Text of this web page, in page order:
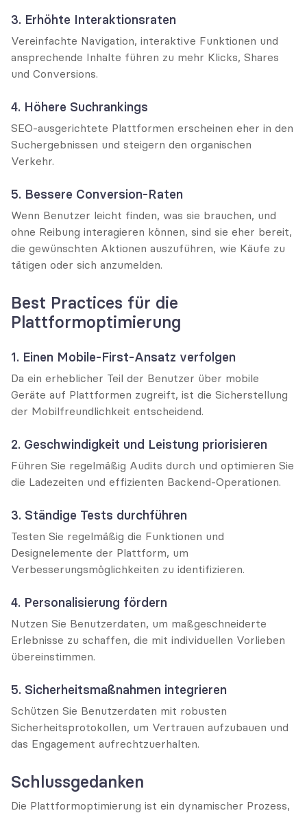
3. Erhöhte Interaktionsraten
Vereinfachte Navigation, interaktive Funktionen und
ansprechende Inhalte führen zu mehr Klicks, Shares
und Conversions.
4. Höhere Suchrankings
SEO-ausgerichtete Plattformen erscheinen eher in den
Suchergebnissen und steigern den organischen
Verkehr.
5. Bessere Conversion-Raten
Wenn Benutzer leicht finden, was sie brauchen, und
ohne Reibung interagieren können, sind sie eher bereit,
die gewünschten Aktionen auszuführen, wie Käufe zu
tätigen oder sich anzumelden.
Best Practices für die
Plattformoptimierung
1. Einen Mobile-First-Ansatz verfolgen
Da ein erheblicher Teil der Benutzer über mobile
Geräte auf Plattformen zugreift, ist die Sicherstellung
der Mobilfreundlichkeit entscheidend.
2. Geschwindigkeit und Leistung priorisieren
Führen Sie regelmäßig Audits durch und optimieren Sie
die Ladezeiten und effizienten Backend-Operationen.
3. Ständige Tests durchführen
Testen Sie regelmäßig die Funktionen und
Designelemente der Plattform, um
Verbesserungsmöglichkeiten zu identifizieren.
4. Personalisierung fördern
Nutzen Sie Benutzerdaten, um maßgeschneiderte
Erlebnisse zu schaffen, die mit individuellen Vorlieben
übereinstimmen.
5. Sicherheitsmaßnahmen integrieren
Schützen Sie Benutzerdaten mit robusten
Sicherheitsprotokollen, um Vertrauen aufzubauen und
das Engagement aufrechtzuerhalten.
Schlussgedanken
Die Plattformoptimierung ist ein dynamischer Prozess,